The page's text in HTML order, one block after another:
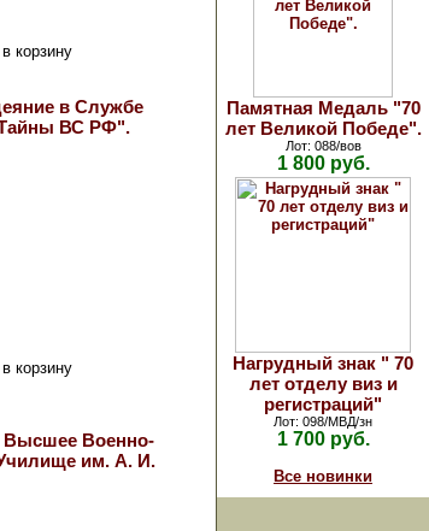
в Службе
Тайны ВС РФ".
Военно-
им. А. И.
Памятная Медаль "70
лет Великой Победе".
Лот: 088/вов
1 800 руб.
Нагрудный знак " 70
лет отделу виз и
регистраций"
Лот: 098/МВД/зн
1 700 руб.
Все новинки